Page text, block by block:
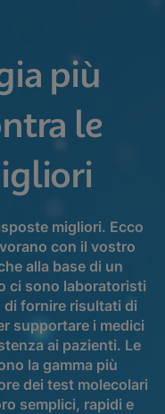
più
le
migliori. Ecco
con il vostro
alla base di un
ci sono laboratoristi
di fornire risultati di
supportare i medici
ai pazienti. Le
la gamma più
dei test molecolari
semplici, rapidi e